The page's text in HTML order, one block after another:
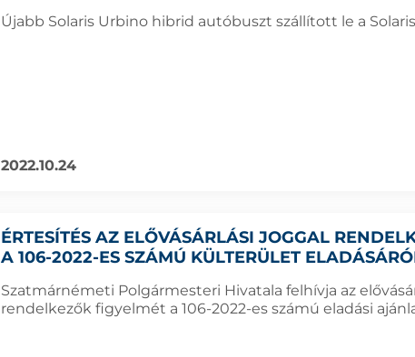
Újabb Solaris Urbino hibrid autóbuszt szállított le a
2022.10.24
ÉRTESÍTÉS AZ ELŐVÁSÁRLÁSI JOGGAL
A 106-2022-ES SZÁMÚ KÜLTERÜLET
Szatmárnémeti Polgármesteri Hivatala felhívja az
rendelkezők figyelmét a 106-2022-es számú eladási